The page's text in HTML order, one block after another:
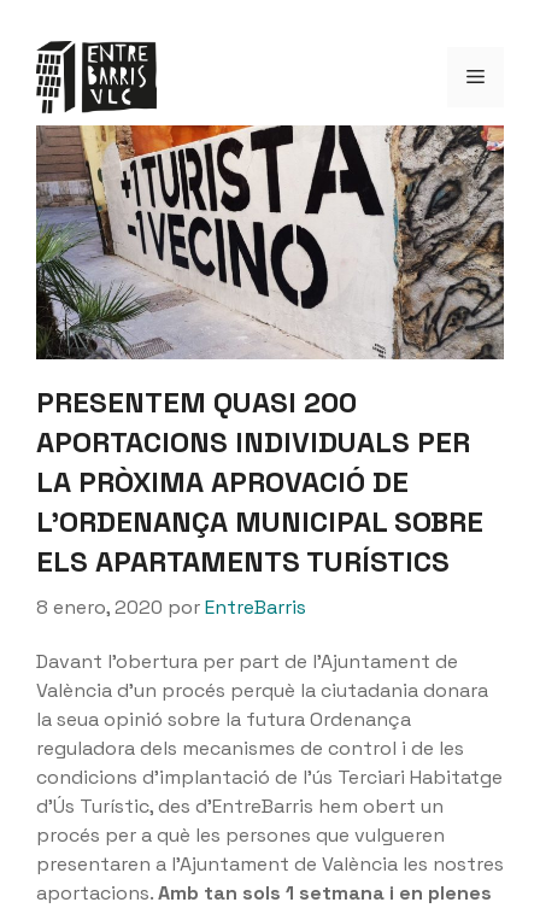
Saltar
contenido
Menú
PRESENTEM QUASI 200
APORTACIONS INDIVIDUALS PER
LA PRÒXIMA APROVACIÓ DE
L’ORDENANÇA MUNICIPAL SOBRE
ELS APARTAMENTS TURÍSTICS
8 enero, 2020 porEntreBarris
Davant l’obertura per part de l’Ajuntament de
València d’un procés perquè la ciutadania donara
la seua opinió sobre la futura Ordenança
reguladora dels mecanismes de control i de les
condicions d’implantació de l’ús Terciari Habitatge
d’Ús Turístic, des d’EntreBarris hem obert un
procés per a què les persones que vulgueren
presentaren a l’Ajuntament de València les nostres
aportacions.Amb tan sols 1 setmana i en plenes